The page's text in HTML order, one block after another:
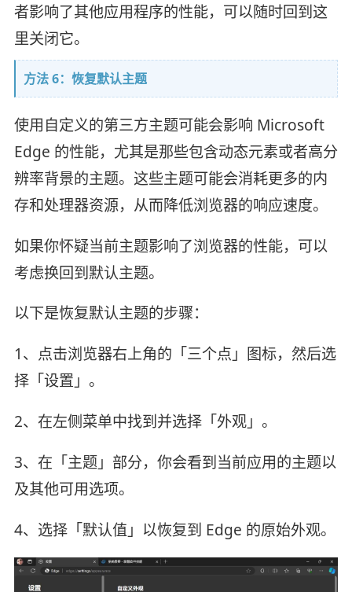
者影响了其他应用程序的性能，可以随时回到这
里关闭它。
方法 6：恢复默认主题
使用自定义的第三方主题可能会影响 Microsoft
Edge 的性能，尤其是那些包含动态元素或者高分
辨率背景的主题。这些主题可能会消耗更多的内
存和处理器资源，从而降低浏览器的响应速度。
如果你怀疑当前主题影响了浏览器的性能，可以
考虑换回到默认主题。
以下是恢复默认主题的步骤：
1、点击浏览器右上角的「三个点」图标，然后选
择「设置」。
2、在左侧菜单中找到并选择「外观」。
3、在「主题」部分，你会看到当前应用的主题以
及其他可用选项。
4、选择「默认值」以恢复到 Edge 的原始外观。